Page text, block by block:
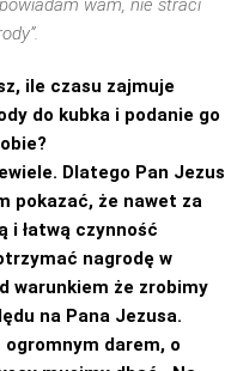
wam, nie straci
ile czasu zajmuje
do kubka i podanie go
Dlatego Pan Jezus
pokazać, że nawet za
i łatwą czynność
nagrodę w
warunkiem że zrobimy
na Pana Jezusa.
ogromnym darem, o